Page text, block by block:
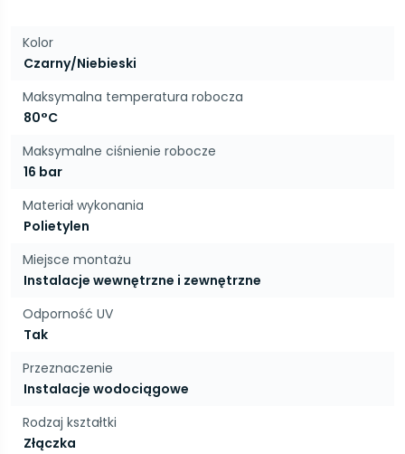
Kolor
Czarny/Niebieski
Maksymalna temperatura robocza
80°C
Maksymalne ciśnienie robocze
16 bar
Materiał wykonania
Polietylen
Miejsce montażu
Instalacje wewnętrzne i zewnętrzne
Odporność UV
Tak
Przeznaczenie
Instalacje wodociągowe
Rodzaj kształtki
Złączka